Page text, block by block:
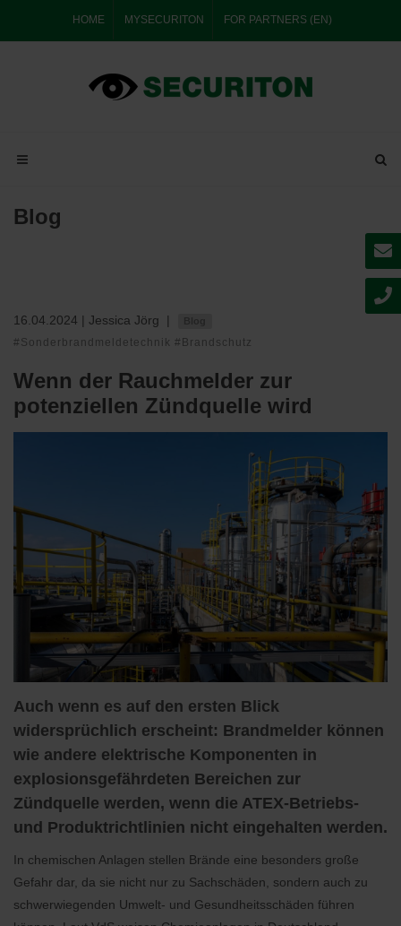
HOME MYSECURITON FOR PARTNERS (EN)
Blog
16.04.2024 | Jessica Jörg |
#Sonderbrandmeldetechnik #Brandschutz
Wenn der Rauchmelder zur
potenziellen Zündquelle wird
Auch wenn es auf den ersten Blick
widersprüchlich erscheint: Brandmelder können
wie andere elektrische Komponenten in
explosionsgefährdeten Bereichen zur
Zündquelle werden, wenn die ATEX-Betriebs-
und Produktrichtlinien nicht eingehalten werden.
In chemischen Anlagen stellen Brände eine besonders große
Gefahr dar, da sie nicht nur zu Sachschäden, sondern auch zu
schwerwiegenden Umwelt- und Gesundheitsschäden führen